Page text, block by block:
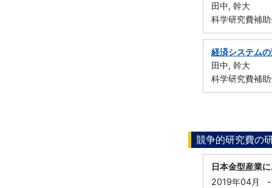
田中, 幹大
科学研究費補
経済システム
田中, 幹大
科学研究費補
競争的研究費の
日本金型産業
2019年04月
-